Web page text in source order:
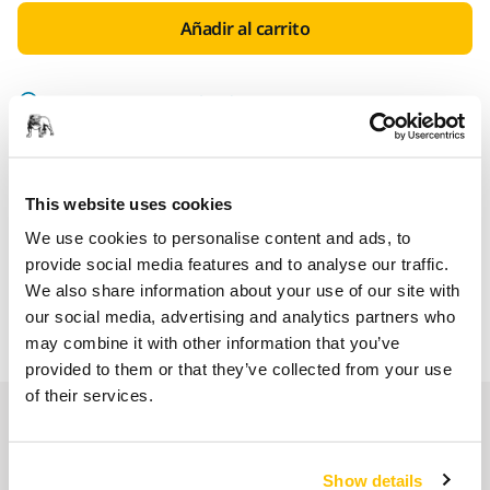
This website uses cookies
We use cookies to personalise content and ads, to
provide social media features and to analyse our traffic.
We also share information about your use of our site with
our social media, advertising and analytics partners who
may combine it with other information that you’ve
provided to them or that they’ve collected from your use
of their services.
Show details
Añadir al carrito
Encuentra un Distribuidor
Melilla)
Envío gratuito para pedidos superiores a 49,90€, IVA
incl.
Pago Seguro
Seguimiento de envío